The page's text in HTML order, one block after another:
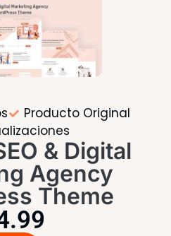
Producto Original
& Digital
Agency
Theme